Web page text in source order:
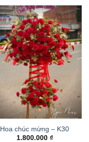
Hoa chúc mừng – K30
1.800.000 ₫